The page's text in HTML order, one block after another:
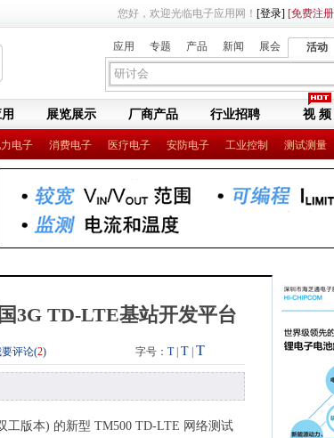
您好，欢迎光临电子应用网！ [登录] [免费注
应用 专题 产品 新闻 展会 活动
展览展示 厂商产品 行业招聘 视 频
电子 消费电子 医疗电子 安防电子 工业控制 测试测量
3G TD-LTE基站开发平台
评论(2) 字号： T| T T
工版本) 的新型 TM500 TD-LTE 网络测试